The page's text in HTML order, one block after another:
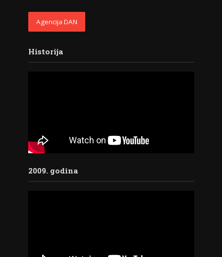
Agencija DAN
Historija
2009. godina